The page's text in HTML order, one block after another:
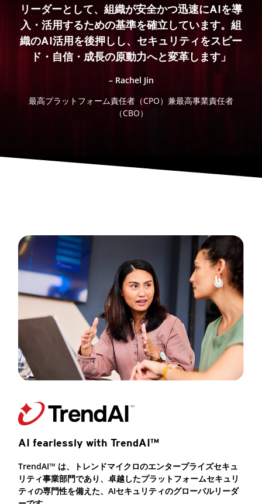
リーダーとして、組織が安全かつ迅速にAIを導
入・活用するための基準を確立しています。組
織のAI活用を後押しし、セキュリティをスピー
ド・自信・成長の原動力へと変革します」
– Rachel Jin
最高プラットフォーム責任者（CPO）兼最高事業責任者
（CBO）
AI fearlessly with TrendAI™
TrendAI™ は、トレンドマイクロのエンタープライズセキュ
リティ事業部門であり、卓越したプラットフォームセキュリ
ティの専門性を備えた、AIセキュリティのグローバルリーダ